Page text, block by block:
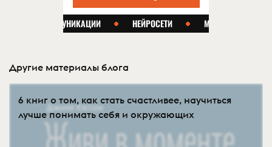
Другие материалы блога
6 книг о том, как стать счастливее, научиться
лучше понимать себя и окружающих